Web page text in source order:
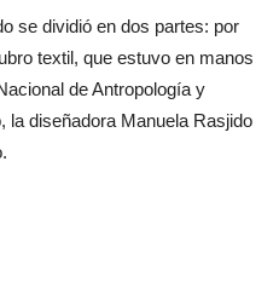
se dividió en dos partes: por
textil, que estuvo en manos
de Antropología y
la diseñadora Manuela Rasjido